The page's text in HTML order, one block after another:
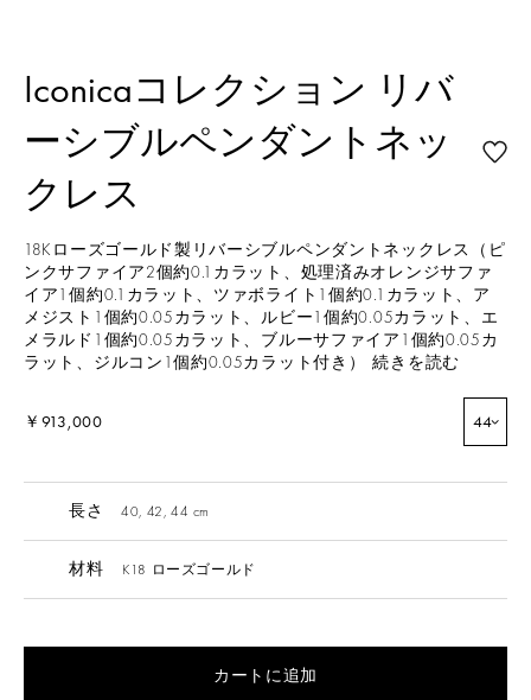
Iconicaコレクション リバ
ーシブルペンダントネッ
クレス
18Kローズゴールド製リバーシブルペンダントネックレス（ピ
ンクサファイア2個約0.1カラット、処理済みオレンジサファ
イア1個約0.1カラット、ツァボライト1個約0.1カラット、ア
メジスト1個約0.05カラット、ルビー1個約0.05カラット、エ
メラルド1個約0.05カラット、ブルーサファイア1個約0.05カ
ラット、ジルコン1個約0.05カラット付き）
続きを読む
￥913,000 44
長さ 40, 42, 44 cm
材料 K18 ローズゴールド
カートに追加